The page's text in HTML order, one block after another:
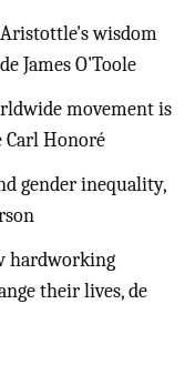
wisdom
James O'Toole
movement is
Carl Honoré
gender inequality,
hardworking
their lives, de